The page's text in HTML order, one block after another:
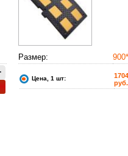
Размер:
Цена, 1 шт:
руб.